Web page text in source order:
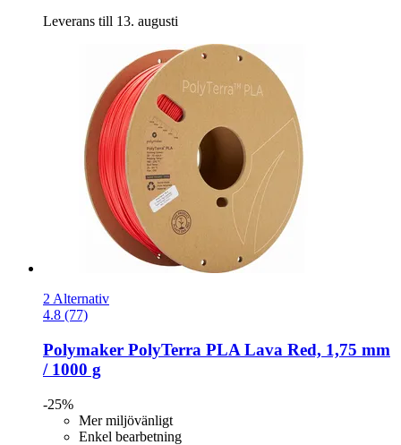
Leverans till 13. augusti
2 Alternativ
4.8 (77)
Polymaker PolyTerra PLA Lava Red, 1,75 mm
/ 1000 g
-25%
Mer miljövänligt
Enkel bearbetning